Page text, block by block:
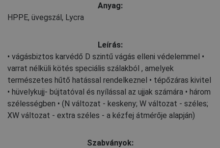
Anyag:
HPPE, üvegszál, Lycra
Leírás:
• vágásbiztos karvédő D szintű vágás elleni védelemmel •
varrat nélküli kötés speciális szálakból , amelyek
természetes hűtő hatással rendelkeznel • tépőzáras kivitel
• hüvelykujj- bújtatóval és nyílással az ujjak számára • három
szélességben • (N változat - keskeny; W változat - széles;
XW változat - extra széles - a kézfej átmérője alapján)
Szabványok: